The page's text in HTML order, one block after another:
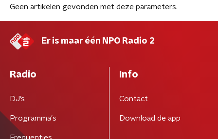
Geen artikelen gevonden met deze parameters.
Er is maar één NPO Radio 2
Radio
DJ’s
Programma's
Info
Contact
Download de app